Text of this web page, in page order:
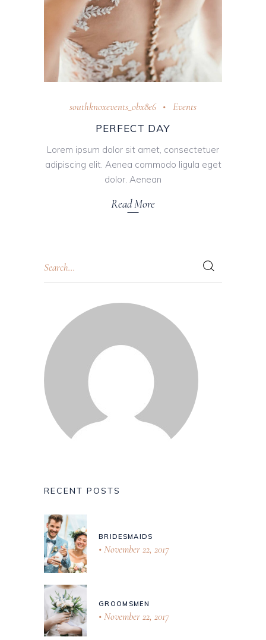
southknoxevents_obx8e6
Events
PERFECT DAY
Lorem ipsum dolor sit amet, consectetuer
adipiscing elit. Aenea commodo ligula eget
dolor. Aenean
Read More
RECENT POSTS
BRIDESMAIDS
November 22, 2017
GROOMSMEN
November 22, 2017